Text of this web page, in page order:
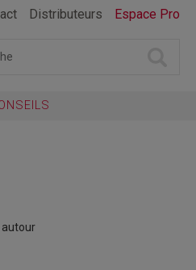
Distributeurs Espace Pro
autour